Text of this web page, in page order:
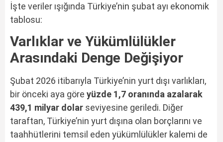
İşte veriler ışığında Türkiye’nin şubat ayı ekonomik
tablosu:
Varlıklar ve Yükümlülükler
Arasındaki Denge Değişiyor
Şubat 2026 itibarıyla Türkiye’nin yurt dışı varlıkları,
bir önceki aya göre yüzde 1,7 oranında azalarak
439,1 milyar dolar seviyesine geriledi. Diğer
taraftan, Türkiye’nin yurt dışına olan borçlarını ve
taahhütlerini temsil eden yükümlülükler kalemi de